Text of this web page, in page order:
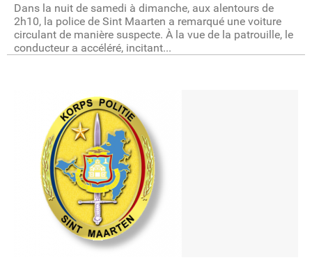
Dans la nuit de samedi à dimanche, aux alentours de
2h10, la police de Sint Maarten a remarqué une voiture
circulant de manière suspecte. À la vue de la patrouille, le
conducteur a accéléré, incitant...